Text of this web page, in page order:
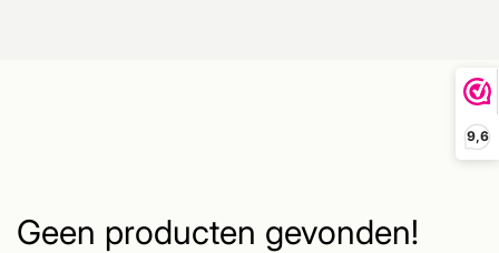
9,6
Geen producten gevonden!